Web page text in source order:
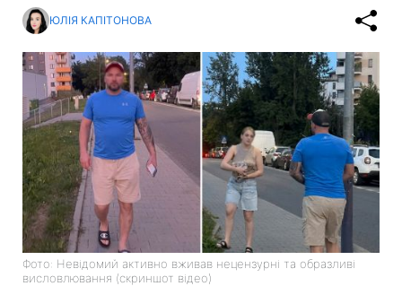
ЮЛІЯ КАПІТОНОВА
Фото: Невідомий активно вживав нецензурні та образливі
висловлювання (скриншот відео)